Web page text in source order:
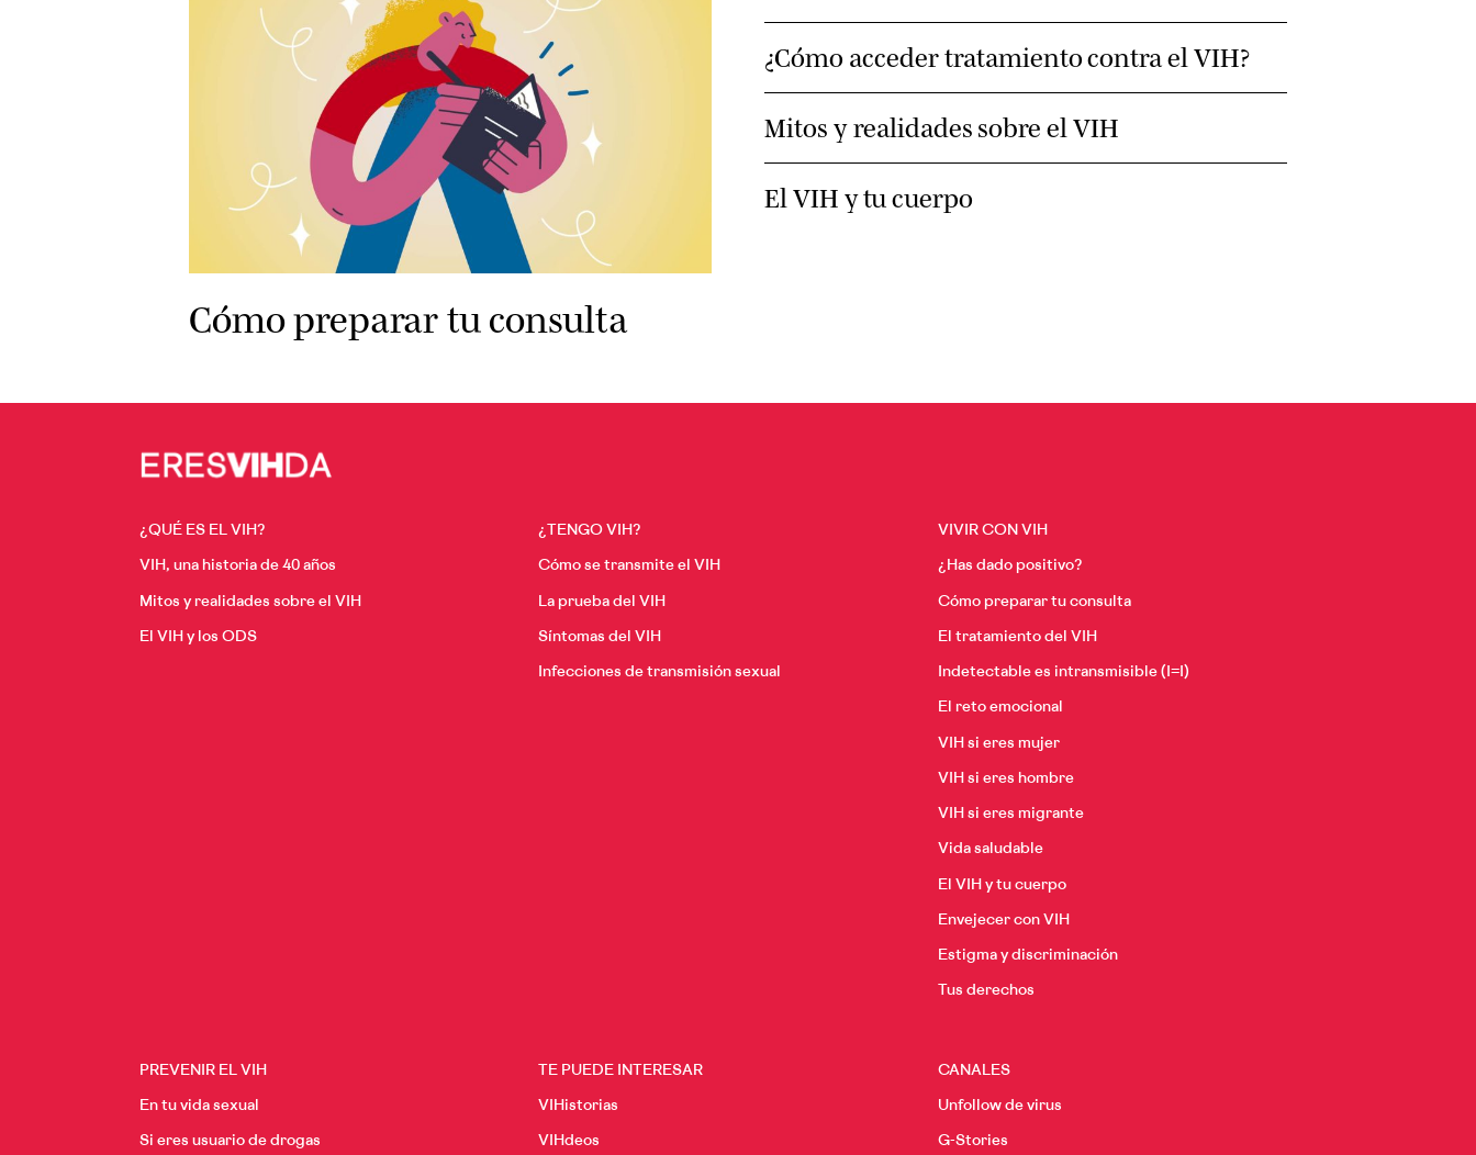
Cómo preparar tu consulta
¿Cómo acceder tratamiento contra el VIH?
Mitos y realidades sobre el VIH
El VIH y tu cuerpo
¿QUÉ ES EL VIH?
VIH, una historia de 40 años
Mitos y realidades sobre el VIH
El VIH y los ODS
¿TENGO VIH?
Cómo se transmite el VIH
La prueba del VIH
Síntomas del VIH
Infecciones de transmisión sexual
VIVIR CON VIH
¿Has dado positivo?
Cómo preparar tu consulta
El tratamiento del VIH
Indetectable es intransmisible (I=I)
El reto emocional
VIH si eres mujer
VIH si eres hombre
VIH si eres migrante
Vida saludable
El VIH y tu cuerpo
Envejecer con VIH
Estigma y discriminación
Tus derechos
PREVENIR EL VIH
En tu vida sexual
Si eres usuario de drogas
TE PUEDE INTERESAR
VIHistorias
VIHdeos
CANALES
Unfollow de virus
G-Stories